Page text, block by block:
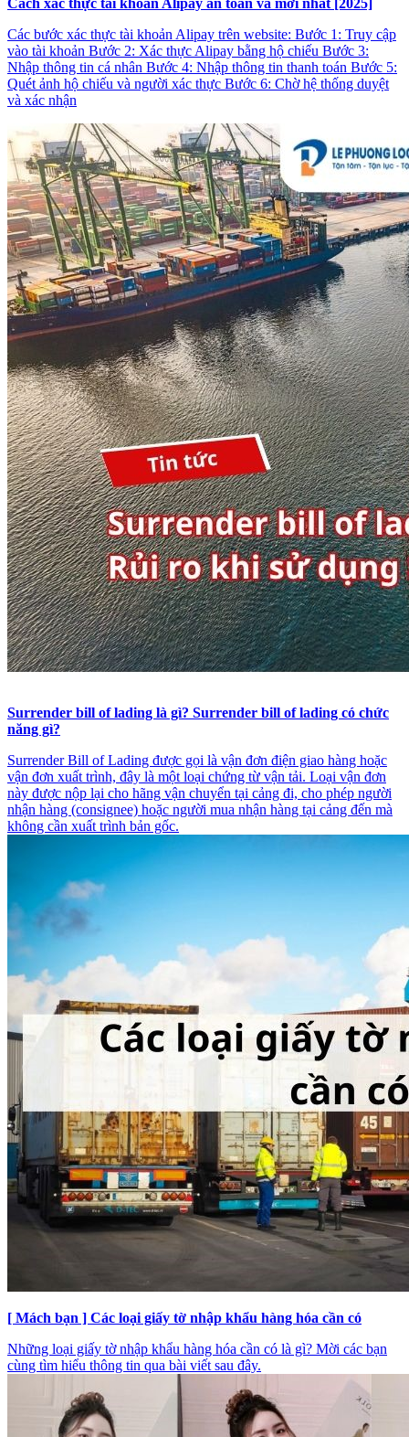
Cách xác thực tài khoản Alipay an toàn và mới nhất [2025]
Các bước xác thực tài khoản Alipay trên website: Bước 1: Truy cập
vào tài khoản Bước 2: Xác thực Alipay bằng hộ chiếu Bước 3:
Nhập thông tin cá nhân Bước 4: Nhập thông tin thanh toán Bước 5:
Quét ảnh hộ chiếu và người xác thực Bước 6: Chờ hệ thống duyệt
và xác nhận
Surrender bill of lading là gì? Surrender bill of lading có chức
năng gì?
Surrender Bill of Lading được gọi là vận đơn điện giao hàng hoặc
vận đơn xuất trình, đây là một loại chứng từ vận tải. Loại vận đơn
này được nộp lại cho hãng vận chuyển tại cảng đi, cho phép người
nhận hàng (consignee) hoặc người mua nhận hàng tại cảng đến mà
không cần xuất trình bản gốc.
[ Mách bạn ] Các loại giấy tờ nhập khẩu hàng hóa cần có
Những loại giấy tờ nhập khẩu hàng hóa cần có là gì? Mời các bạn
cùng tìm hiểu thông tin qua bài viết sau đây.